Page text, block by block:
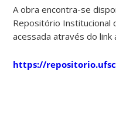
A obra encontra-se
Repositório Institucional
acessada através do link
https://